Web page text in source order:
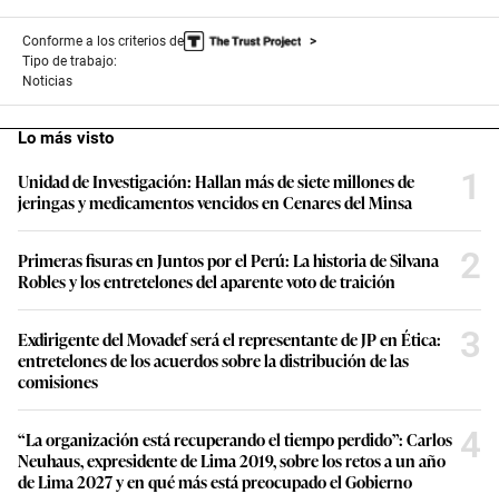
Conforme a los criterios de
Tipo de trabajo:
Noticias
Lo más visto
Unidad de Investigación: Hallan más de siete millones de
jeringas y medicamentos vencidos en Cenares del Minsa
1
Primeras fisuras en Juntos por el Perú: La historia de Silvana
Robles y los entretelones del aparente voto de traición
2
Exdirigente del Movadef será el representante de JP en Ética:
entretelones de los acuerdos sobre la distribución de las
comisiones
3
“La organización está recuperando el tiempo perdido”: Carlos
Neuhaus, expresidente de Lima 2019, sobre los retos a un año
de Lima 2027 y en qué más está preocupado el Gobierno
4